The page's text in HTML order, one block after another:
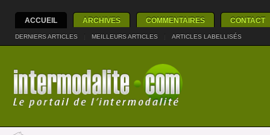
ACCUEIL ARCHIVES COMMENTAIRES CONTACT
DERNIERS ARTICLES | MEILLEURS ARTICLES | ARTICLES LABELLISÉS